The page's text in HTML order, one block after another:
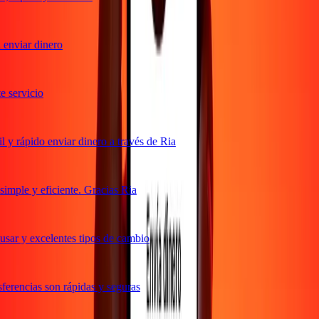
dinero
rápido enviar dinero a través de Ria
y eficiente. Gracias Ria
y excelentes tipos de cambio
son rápidas y seguras